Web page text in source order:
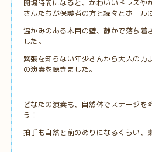
開場時間になると、かわいいドレスや
さんたちが保護者の方と続々とホール
温かみのある木目の壁、静かで落ち着
した。
緊張を知らない年少さんから大人の方
の演奏を聴きました。
どなたの演奏も、自然体でステージを
う！
拍手も自然と前のめりになるくらい、